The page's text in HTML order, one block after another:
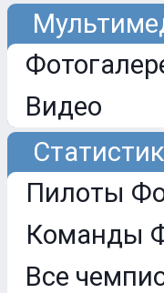
Видео
Пилоты
Команды
Все